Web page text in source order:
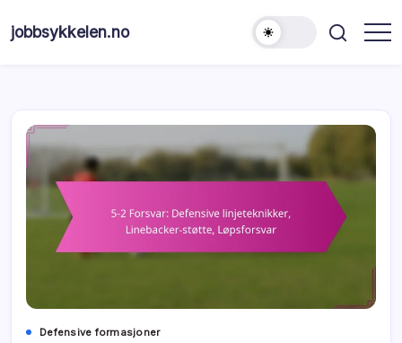
jobbsykkelen.no
Defensive formasjoner